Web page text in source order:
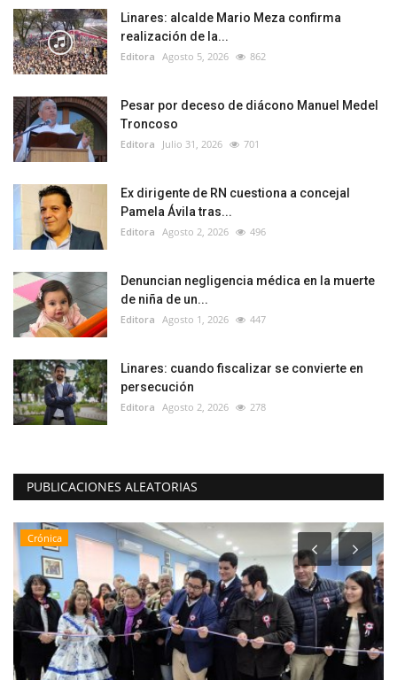
Linares: alcalde Mario Meza confirma
realización de la...
Editora Agosto 5, 2026 862
Pesar por deceso de diácono Manuel Medel
Troncoso
Editora Julio 31, 2026 701
Ex dirigente de RN cuestiona a concejal
Pamela Ávila tras...
Editora Agosto 2, 2026 496
Denuncian negligencia médica en la muerte
de niña de un...
Editora Agosto 1, 2026 447
Linares: cuando fiscalizar se convierte en
persecución
Editora Agosto 2, 2026 278
PUBLICACIONES ALEATORIAS
Crónica